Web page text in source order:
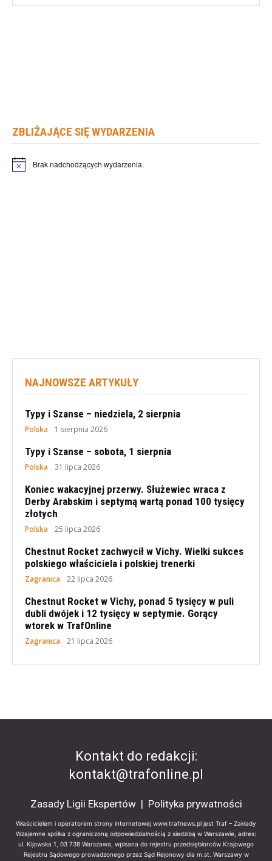
ZBLIŻAJĄCE SIĘ WYDARZENIA
Powiadomienie
Brak nadchodzących wydarzenia.
NAJNOWSZE ARTYKUŁY
Typy i Szanse – niedziela, 2 sierpnia
Polska 1 sierpnia 2026
Typy i Szanse – sobota, 1 sierpnia
Polska 31 lipca 2026
Koniec wakacyjnej przerwy. Służewiec wraca z
Derby Arabskim i septymą wartą ponad 100 tysięcy
złotych
Polska 25 lipca 2026
Chestnut Rocket zachwycił w Vichy. Wielki sukces
polskiego właściciela i polskiej trenerki
Zagranica 22 lipca 2026
Chestnut Rocket w Vichy, ponad 5 tysięcy w puli
dubli dwójek i 12 tysięcy w septymie. Gorący
wtorek w TrafOnline
Zagranica 21 lipca 2026
Kontakt do redakcji:
kontakt@trafonline.pl
Zasady Ligii Ekspertów| Polityka prywatności
Właścicielem i operatorem strony internetowej www.trafnews.pl jest Traf – Zakłady
Wzajemne spółka z ograniczoną odpowiedzialnością z siedzibą w Warszawie, adres:
ul. Kijowska 1, 03 738 Warszawa, wpisana do rejestru przedsiębiorców Krajowego
Rejestru Sądowego prowadzonego przez Sąd Rejonowy dla m.st. Warszawy w